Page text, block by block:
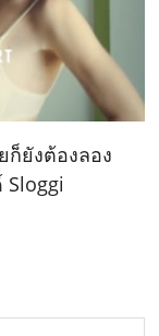
ยังต้องลอง